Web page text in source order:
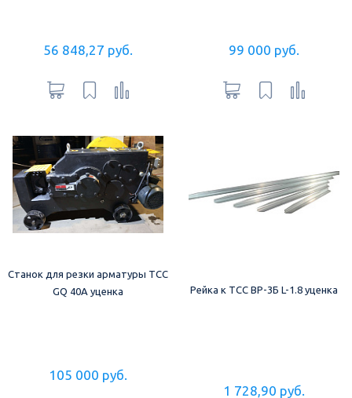
56 848,27 руб. 99 000 руб.
Станок для резки арматуры ТСС
GQ 40A уценка
105 000 руб.
Рейка к ТСС ВР-3Б L-1.8 уценка
1 728,90 руб.